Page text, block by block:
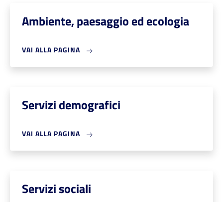
Ambiente, paesaggio ed ecologia
VAI ALLA PAGINA
Servizi demografici
VAI ALLA PAGINA
Servizi sociali